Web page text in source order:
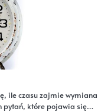
ile czasu zajmie wymiana
pytań, które pojawia się…